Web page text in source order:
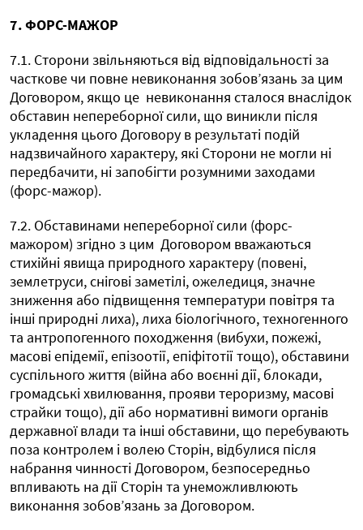
7. ФОРС-МАЖОР
7.1. Сторони звільняються від відповідальності за
часткове чи повне невиконання зобов’язань за цим
Договором, якщо це невиконання сталося внаслідок
обставин непереборної сили, що виникли після
укладення цього Договору в результаті подій
надзвичайного характеру, які Сторони не могли ні
передбачити, ні запобігти розумними заходами
(форс-мажор).
7.2. Обставинами непереборної сили (форс-
мажором) згідно з цим Договором вважаються
стихійні явища природного характеру (повені,
землетруси, снігові заметілі, ожеледиця, значне
зниження або підвищення температури повітря та
інші природні лиха), лиха біологічного, техногенного
та антропогенного походження (вибухи, пожежі,
масові епідемії, епізоотії, епіфітотії тощо), обставини
суспільного життя (війна або воєнні дії, блокади,
громадські хвилювання, прояви тероризму, масові
страйки тощо), дії або нормативні вимоги органів
державної влади та інші обставини, що перебувають
поза контролем і волею Сторін, відбулися після
набрання чинності Договором, безпосередньо
впливають на дії Сторін та унеможливлюють
виконання зобов’язань за Договором.